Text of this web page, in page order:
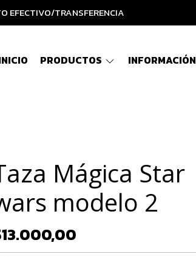
EFECTIVO/TRANSFERENCIA
PRODUCTOS INFORMACIÓN
Mágica Star
modelo 2